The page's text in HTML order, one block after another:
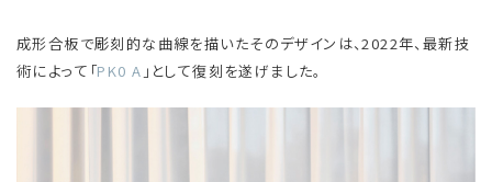
成形合板で彫刻的な曲線を描いたそのデザインは、2022年、最新技
術によって「PK0 A 」として復刻を遂げました。